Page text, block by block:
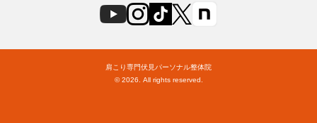
肩こり専門伏見パーソナル整体院
© 2026. All rights reserved.